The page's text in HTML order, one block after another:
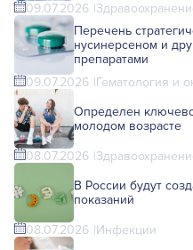
09.07.2026
Перечень
нусинерсеном и
препаратами
09.07.2026 Гематология и
Определен
молодом возрасте
08.07.2026
В России будут
показаний
08.07.2026 Инфекции